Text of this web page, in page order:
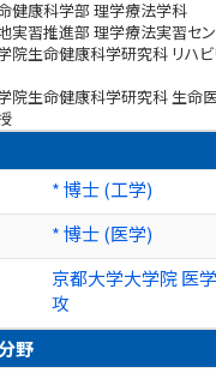
健康科学部 理学療法学科
実習推進部 理学療法実習セ
院生命健康科学研究科 リハビ
院生命健康科学研究科 生命
* 博士 (工学)
* 博士 (医学)
京都大学大学院 医
攻
野